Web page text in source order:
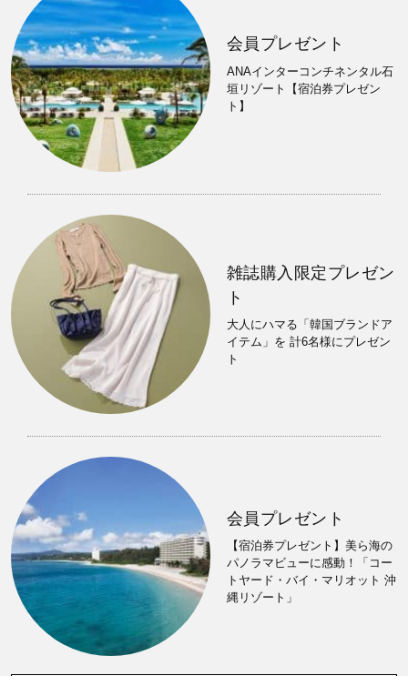
会員プレゼント
ANAインターコンチネンタル石
垣リゾート【宿泊券プレゼン
ト】
雑誌購入限定プレゼン
ト
大人にハマる「韓国ブランドア
イテム」を 計6名様にプレゼン
ト
会員プレゼント
【宿泊券プレゼント】美ら海の
パノラマビューに感動！「コー
トヤード・バイ・マリオット 沖
縄リゾート」